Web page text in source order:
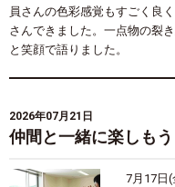
員さんの色彩感覚もすごく良
さんできました。一点物の裂
と笑顔で語りました。
2026年07月21日
仲間と一緒に楽しも
7月17日(